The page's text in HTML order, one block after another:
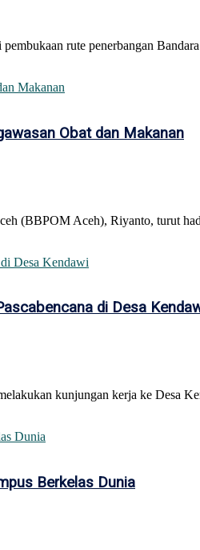
rute penerbangan
Obat dan Makanan
(BBPOM Aceh), Riyanto, turut
di Desa
kunjungan kerja ke Desa
Berkelas Dunia